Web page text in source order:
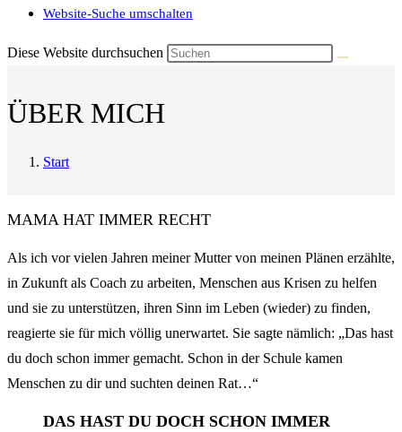
Website-Suche umschalten
Diese Website durchsuchen
ÜBER MICH
Start
MAMA HAT IMMER RECHT
Als ich vor vielen Jahren meiner Mutter von meinen Plänen erzählte,
in Zukunft als Coach zu arbeiten, Menschen aus Krisen zu helfen
und sie zu unterstützen, ihren Sinn im Leben (wieder) zu finden,
reagierte sie für mich völlig unerwartet. Sie sagte nämlich: „Das hast
du doch schon immer gemacht. Schon in der Schule kamen
Menschen zu dir und suchten deinen Rat…“
DAS HAST DU DOCH SCHON IMMER